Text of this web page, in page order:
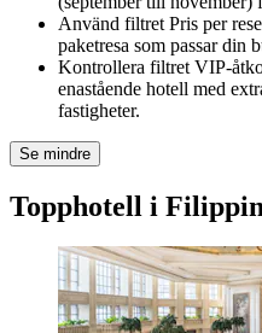
Använd filtret Pris per
paketresa som passar din
Kontrollera filtret VIP-
enastående hotell med
fastigheter.
Se mindre
Topphotell i